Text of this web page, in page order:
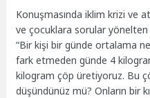
Konuşmasında iklim krizi ve
ve çocuklara sorular yönelten
“Bir kişi bir günde ortalama
fark etmeden günde 4
kilogram çöp üretiyoruz. Bu
düşündünüz mü? Onların bir